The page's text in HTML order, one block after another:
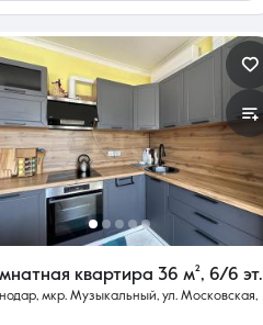
квартира 36 м², 6/6 эт.
мкр. Музыкальный, ул. Московская,